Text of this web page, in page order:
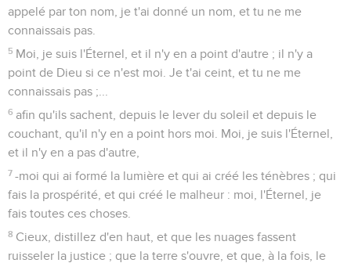
appelé par ton nom, je t'ai donné un nom, et tu ne me
connaissais pas.
5 Moi, je suis l'Éternel, et il n'y en a point d'autre ; il n'y a
point de Dieu si ce n'est moi. Je t'ai ceint, et tu ne me
connaissais pas ;...
6 afin qu'ils sachent, depuis le lever du soleil et depuis le
couchant, qu'il n'y en a point hors moi. Moi, je suis l'Éternel,
et il n'y en a pas d'autre,
7 -moi qui ai formé la lumière et qui ai créé les ténèbres ; qui
fais la prospérité, et qui créé le malheur : moi, l'Éternel, je
fais toutes ces choses.
8 Cieux, distillez d'en haut, et que les nuages fassent
ruisseler la justice ; que la terre s'ouvre, et que, à la fois, le